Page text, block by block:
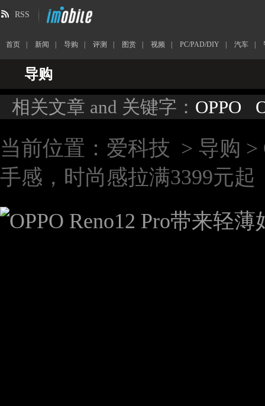
RSS
首页 新闻 导购 评测 图赏 视频 PC/PAD/DIY 汽车
导购
相关文章 and 关键字： OPPO
当前位置： 爱科技 > 导购 >
手感，时尚感拉满3399元起